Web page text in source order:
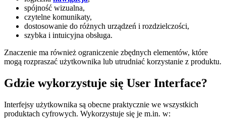
spójność wizualna,
czytelne komunikaty,
dostosowanie do różnych urządzeń i rozdzielczości,
szybka i intuicyjna obsługa.
Znaczenie ma również ograniczenie zbędnych elementów, które
mogą rozpraszać użytkownika lub utrudniać korzystanie z produktu.
Gdzie wykorzystuje się User Interface?
Interfejsy użytkownika są obecne praktycznie we wszystkich
produktach cyfrowych. Wykorzystuje się je m.in. w: